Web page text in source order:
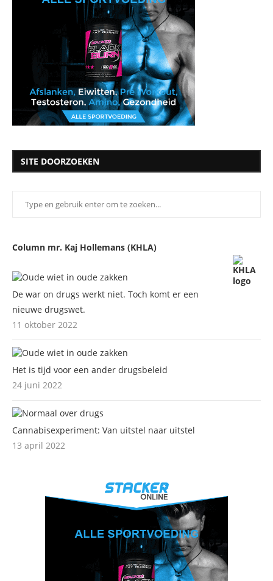
SITE DOORZOEKEN
Column mr. Kaj Hollemans (KHLA)
De war on drugs werkt niet. Toch komt er een
nieuwe drugswet.
11 oktober 2022
Het is tijd voor een ander drugsbeleid
24 juni 2022
Cannabisexperiment: Van uitstel naar uitstel
13 april 2022